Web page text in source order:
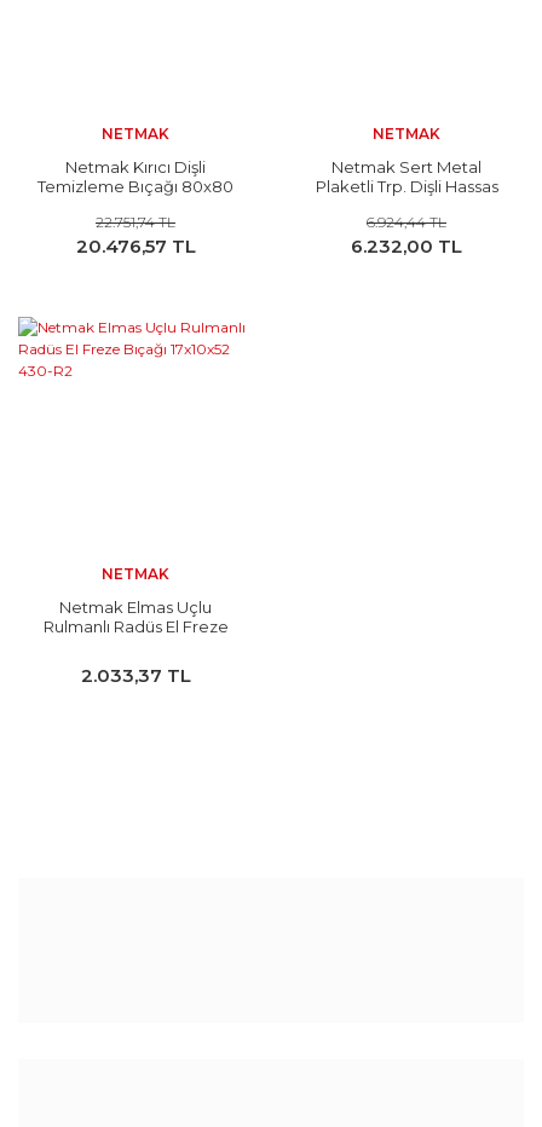
NETMAK
Netmak Kırıcı Dişli
Temizleme Bıçağı 80x80
20.476,57 TL
22.751,74 TL
NETMAK
Netmak Sert Metal
Plaketli Trp. Dişli Hassas
300x3,2x30 Z96
6.232,00 TL
6.924,44 TL
NETMAK
Netmak Elmas Uçlu
Rulmanlı Radüs El Freze
2.033,37 TL